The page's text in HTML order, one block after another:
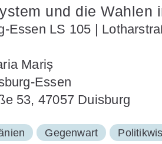
und die Wahlen
Essen LS 105 |
Mariș
Essen
53, 47057 Duisburg
Gegenwart